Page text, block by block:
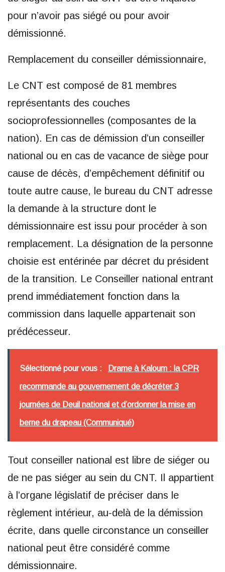
pour n’avoir pas siégé ou pour avoir
démissionné.
Remplacement du conseiller démissionnaire,
Le CNT est composé de 81 membres
représentants des couches
socioprofessionnelles (composantes de la
nation). En cas de démission d’un conseiller
national ou en cas de vacance de siège pour
cause de décès, d’empêchement définitif ou
toute autre cause, le bureau du CNT adresse
la demande à la structure dont le
démissionnaire est issu pour procéder à son
remplacement. La désignation de la personne
choisie est entérinée par décret du président
de la transition. Le Conseiller national entrant
prend immédiatement fonction dans la
commission dans laquelle appartenait son
prédécesseur.
Sélectionné pour vous : Drame à Kaloum : la CPR
recommande au gouvernement de décréter 3
journées de Deuil national et d’ordonner la mise en
berne du drapeau (Communiqué)
Tout conseiller national est libre de siéger ou
de ne pas siéger au sein du CNT. Il appartient
à l’organe législatif de préciser dans le
règlement intérieur, au-delà de la démission
écrite, dans quelle circonstance un conseiller
national peut être considéré comme
démissionnaire.